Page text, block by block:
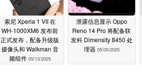
索尼 Xperia 1 VII 在
WH-1000XM6 发布前
正式发布，配备升级版
摄像头和 Walkman 音
频组件 05/13/2025
泄露信息显示 Oppo
Reno 14 Pro 将配备联
发科 Dimensity 8450 处
理器 05/05/2025